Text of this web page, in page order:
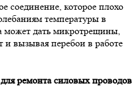
соединение, которое плохо
температуры в
может дать микротрещины,
и вызывая перебои в работе
ремонта силовых проводов